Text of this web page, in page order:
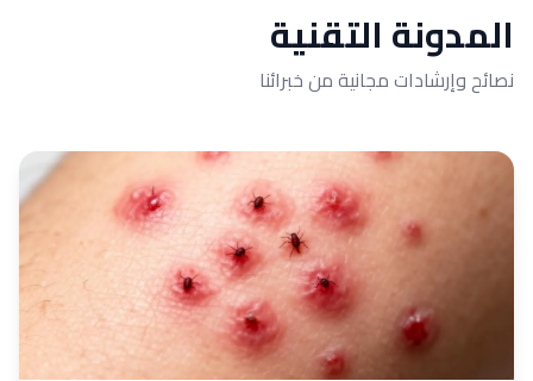
المدونة التقنية
نصائح وإرشادات مجانية من خبرائنا